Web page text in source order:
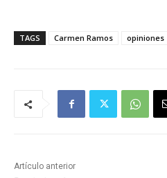
TAGS Carmen Ramos opiniones
Artículo anterior